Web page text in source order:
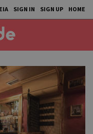
SIGN IN SIGN UP HOME